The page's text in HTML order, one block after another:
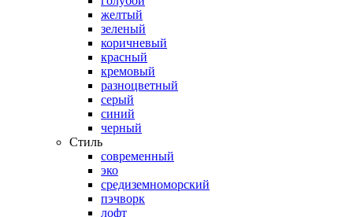
желтый
зеленый
коричневый
красный
кремовый
разноцветный
серый
синий
черный
Стиль
современный
эко
средиземноморский
пэчворк
лофт